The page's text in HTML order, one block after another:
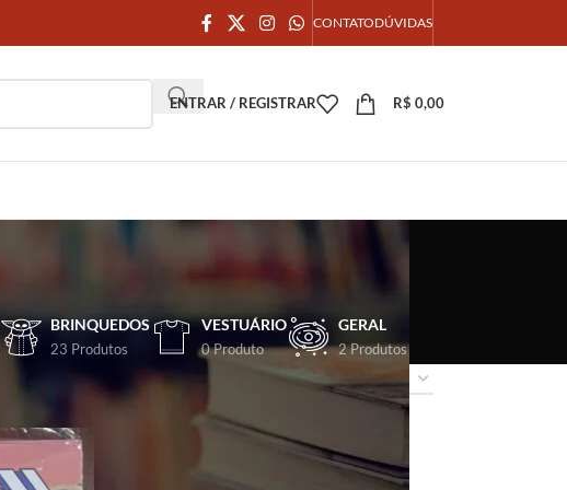
CONTATODÚVIDAS
ENTRAR / REGISTRAR R$ 0,00
BRINQUEDOS
23 Produtos
VESTUÁRIO
0 Produto
GERAL
2 Produtos
18 24